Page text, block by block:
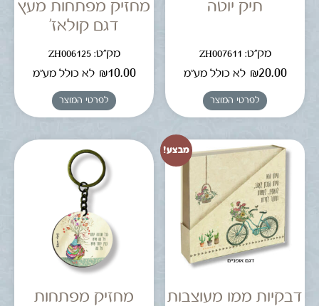
תיק יוטה
מק"ט: ZH007611
₪20.00 לא כולל מע"מ
לפרטי המוצר
מחזיק מפתחות מעץ
דגם קולאז'
מק"ט: ZH006125
₪10.00 לא כולל מע"מ
לפרטי המוצר
מבצע!
דבקיות ממו מעוצבות
מחזיק מפתחות